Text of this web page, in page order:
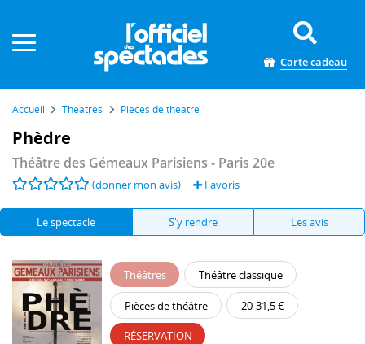
Carte cadeau
Accueil Théâtres Pièces de théâtre
Phèdre
Théâtre des Gémeaux Parisiens - Paris 20e
(donner mon avis) Favoris
Le spectacle S'y rendre Les avis
Théâtres Théâtre classique
Pièces de théâtre 20-31,5 €
RÉSERVATION